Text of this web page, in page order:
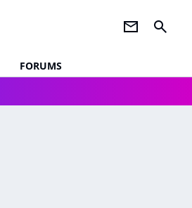
newsletter search
FORUMS